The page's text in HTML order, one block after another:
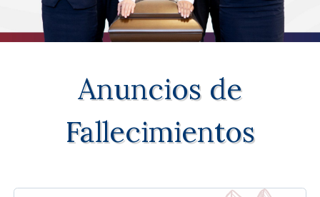
Anuncios de
Fallecimientos